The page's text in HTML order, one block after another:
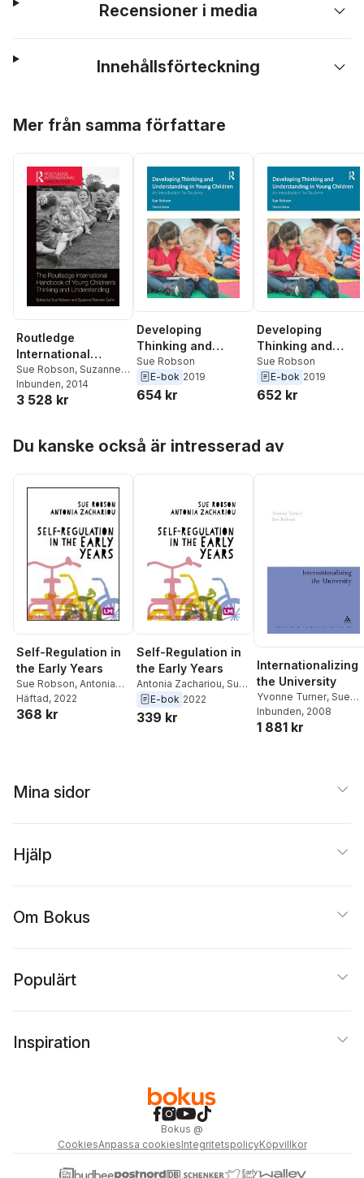
Recensioner i media
Innehållsförteckning
Mer från samma författare
Routledge
International
Handbook of Young
Children's Thinking
and Understanding
Sue Robson, Suzanne
Flannery Quinn
Inbunden, 2014
3 528 kr
Developing
Thinking and
Understanding in
Young Children
Sue Robson
E-bok 2019
654 kr
Developing
Thinking and
Understanding in
Young Children
Sue Robson
E-bok 2019
652 kr
Du kanske också är intresserad av
Self-Regulation in
the Early Years
Sue Robson, Antonia
Zachariou
Häftad, 2022
368 kr
Self-Regulation in
the Early Years
Antonia Zachariou, Sue
Robson
E-bok 2022
339 kr
Internationalizing
the University
Yvonne Turner, Sue
Robson
Inbunden, 2008
1 881 kr
Mina sidor
Hjälp
Om Bokus
Populärt
Inspiration
Bokus @
CookiesAnpassa cookiesIntegritetspolicyKöpvillkor